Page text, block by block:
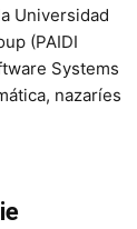
Universidad
(PAIDI
Systems
nazaríes